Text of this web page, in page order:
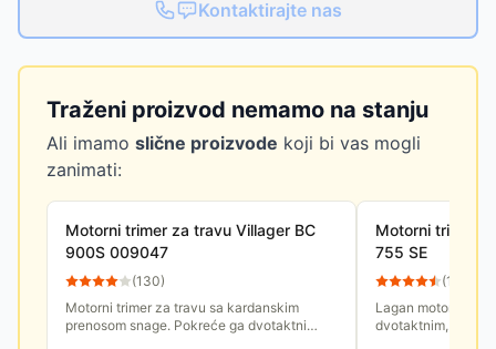
Kontaktirajte nas
Traženi proizvod nemamo na stanju
Ali imamo slične proizvode koji bi vas mogli
zanimati:
Motorni trimer za travu Villager BC
900S 009047
(130)
Motorni trimer za travu sa kardanskim
prenosom snage. Pokreće ga dvotaktni
Motorni trimer
755 SE
(12
Lagan motorni
dvotaktnim,